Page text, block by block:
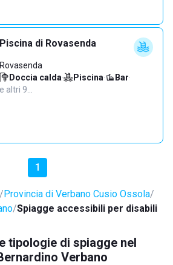
Piscina di Rovasenda
Rovasenda
Doccia calda· Piscina· Bar·
e altri 9…
1
Provincia di Verbano Cusio Ossola
Spiagge accessibili per disabili
tipologie di spiagge nel
Verbano